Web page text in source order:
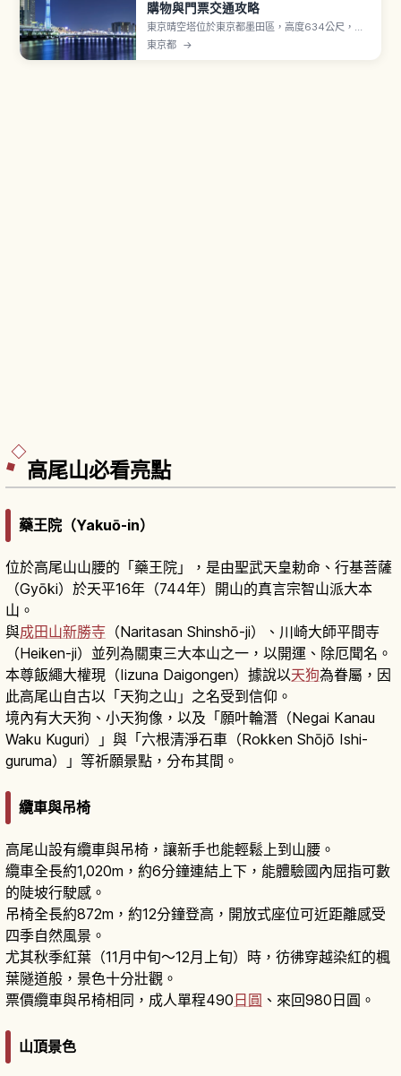
購物與門票交通攻略
東京晴空塔位於東京都墨田區，高度634公尺，是
世界最大級的自立式電波塔之一，2012年開幕。
東京都 →
高尾山必看亮點
藥王院（Yakuō-in）
位於高尾山山腰的「藥王院」，是由聖武天皇勅命、行基菩薩
（Gyōki）於天平16年（744年）開山的真言宗智山派大本
山。
與成田山新勝寺 （Naritasan Shinshō-ji）、川崎大師平間寺
（Heiken-ji）並列為關東三大本山之一，以開運、除厄聞名。
本尊飯繩大權現（Iizuna Daigongen）據說以天狗為眷屬，因
此高尾山自古以「天狗之山」之名受到信仰。
境內有大天狗、小天狗像，以及「願叶輪潛（Negai Kanau
Waku Kuguri）」與「六根清淨石車（Rokken Shōjō Ishi-
guruma）」等祈願景點，分布其間。
纜車與吊椅
高尾山設有纜車與吊椅，讓新手也能輕鬆上到山腰。
纜車全長約1,020m，約6分鐘連結上下，能體驗國內屈指可數
的陡坡行駛感。
吊椅全長約872m，約12分鐘登高，開放式座位可近距離感受
四季自然風景。
尤其秋季紅葉（11月中旬〜12月上旬）時，彷彿穿越染紅的楓
葉隧道般，景色十分壯觀。
票價纜車與吊椅相同，成人單程490 日圓 、來回980日圓。
山頂景色